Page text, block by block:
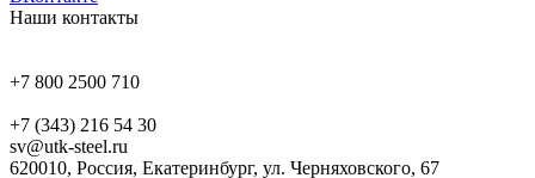
Наши контакты
+7 800 2500 710
+7 (343) 216 54 30
sv@utk-steel.ru
620010, Россия, Екатеринбург, ул. Черняховского, 67